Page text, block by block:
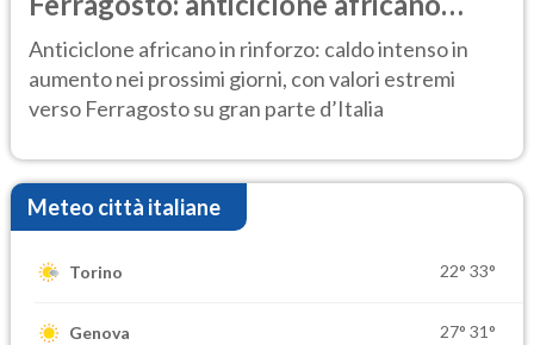
ancora protagonista
Anticiclone africano in rinforzo: caldo intenso in
aumento nei prossimi giorni, con valori estremi
verso Ferragosto su gran parte d’Italia
Meteo città italiane
Torino 22° 33°
Genova 27° 31°